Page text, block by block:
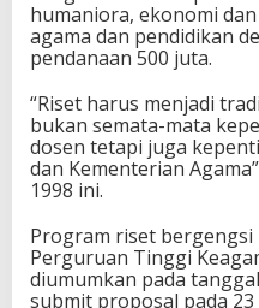
humaniora, ekonomi
agama dan pendidikan
pendanaan 500 juta.
“Riset harus menjadi
bukan semata-mata
dosen tetapi juga
dan Kementerian
1998 ini.
Program riset
Perguruan Tinggi
diumumkan pada
submit proposal pada